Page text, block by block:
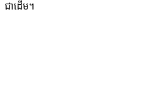
ជាដើម។